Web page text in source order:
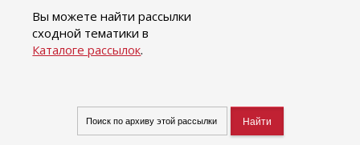
Вы можете найти рассылки
сходной тематики в
Каталоге рассылок.